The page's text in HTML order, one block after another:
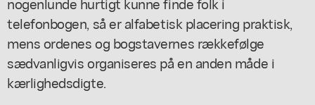
telefonbogen, så er alfabetisk placering praktisk,
mens ordenes og bogstavernes rækkefølge
sædvanligvis organiseres på en anden måde i
kærlighedsdigte.